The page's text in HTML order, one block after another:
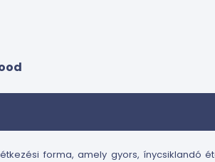
forma, amely gyors, ínycsiklandó